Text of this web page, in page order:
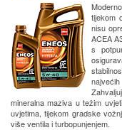
tijekom
nisu
ACEA
s
mineralna maziva u težim
uvjetima, tijekom gradske
više ventila i turbopunjenjem.